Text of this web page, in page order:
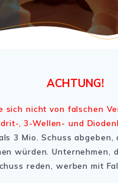
ACHTUNG!
sich nicht von falschen
, 3-Wellen- und
3 Mio. Schuss abgeben,
würden. Unternehmen,
reden, werben mit